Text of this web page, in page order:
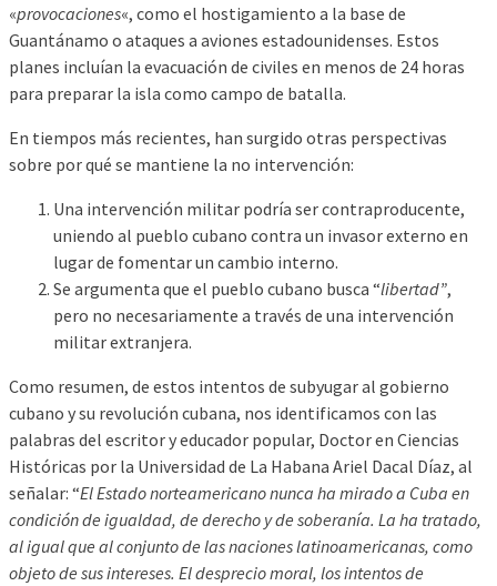
«provocaciones«, como el hostigamiento a la base de
Guantánamo o ataques a aviones estadounidenses. Estos
planes incluían la evacuación de civiles en menos de 24 horas
para preparar la isla como campo de batalla.
En tiempos más recientes, han surgido otras perspectivas
sobre por qué se mantiene la no intervención:
Una intervención militar podría ser contraproducente,
uniendo al pueblo cubano contra un invasor externo en
lugar de fomentar un cambio interno.
Se argumenta que el pueblo cubano busca “libertad”,
pero no necesariamente a través de una intervención
militar extranjera.
Como resumen, de estos intentos de subyugar al gobierno
cubano y su revolución cubana, nos identificamos con las
palabras del escritor y educador popular, Doctor en Ciencias
Históricas por la Universidad de La Habana Ariel Dacal Díaz, al
señalar: “El Estado norteamericano nunca ha mirado a Cuba en
condición de igualdad, de derecho y de soberanía. La ha tratado,
al igual que al conjunto de las naciones latinoamericanas, como
objeto de sus intereses. El desprecio moral, los intentos de